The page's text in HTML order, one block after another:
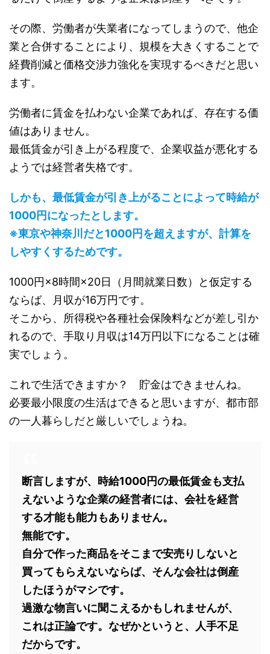
その際、労働者が失業者になってしまうので、他企
業と合併することにより、規模を大きくすることで
経費削減と価格交渉力強化を実現するべきだと思い
ます。
労働者に賃金を払わない企業であれば、存在する価
値はありません。
最低賃金が引き上がる程度で、企業収益が悪化する
ようでは経営者失格です。
しかも、最低賃金が引き上がることによって時給が
1000円になったとします。
※東京や神奈川だと1000円を超えますが、計算を
しやすくするためです。
1000円×8時間×20日（月間就業日数）と仮定する
ならば、月収が16万円です。
そこから、所得税や各種社会保険料などが差し引か
れるので、手取り月収は14万円以下になることは確
実でしょう。
これで生活できますか？ 貯金はできませんね。
必要最小限度の生活はできると思いますが、都市部
の一人暮らしだと厳しいでしょうね。
断言しますが、時給1000円の最低賃金も支払
えないような企業の経営者には、会社を経営
する才能も能力もありません。
無能です。
自分で作った商品をそこまで安売りしないと
買ってもらえないならば、そんな会社は倒産
したほうがマシです。
過激な物言いに聞こえるかもしれませんが、
これは正論です。なぜかというと、人手不足
だからです。